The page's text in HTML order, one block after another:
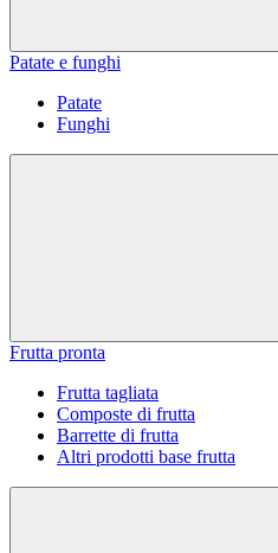
Patate e funghi
Patate
Funghi
Frutta pronta
Frutta tagliata
Composte di frutta
Barrette di frutta
Altri prodotti base frutta